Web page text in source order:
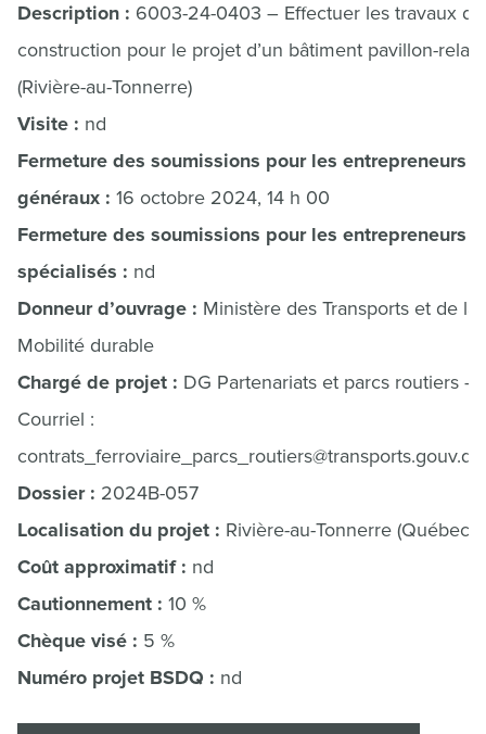
Description : 6003-24-0403 – Effectuer les travaux de
construction pour le projet d’un bâtiment pavillon-relais
(Rivière-au-Tonnerre)
Visite : nd
Fermeture des soumissions pour les entrepreneurs
généraux : 16 octobre 2024, 14 h 00
Fermeture des soumissions pour les entrepreneurs
spécialisés : nd
Donneur d’ouvrage : Ministère des Transports et de la
Mobilité durable
Chargé de projet : DG Partenariats et parcs routiers –
Courriel :
Dossier : 2024B-057
Localisation du projet : Rivière-au-Tonnerre (Québec)
Coût approximatif : nd
Cautionnement : 10 %
Chèque visé : 5 %
Numéro projet BSDQ : nd